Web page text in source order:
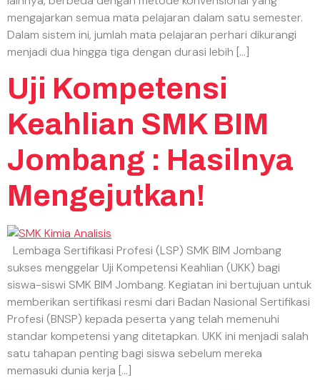
mengajarkan semua mata pelajaran dalam satu semester.
Dalam sistem ini, jumlah mata pelajaran perhari dikurangi
menjadi dua hingga tiga dengan durasi lebih […]
Uji Kompetensi
Keahlian SMK BIM
Jombang : Hasilnya
Mengejutkan!
Lembaga Sertifikasi Profesi (LSP) SMK BIM Jombang
sukses menggelar Uji Kompetensi Keahlian (UKK) bagi
siswa-siswi SMK BIM Jombang. Kegiatan ini bertujuan untuk
memberikan sertifikasi resmi dari Badan Nasional Sertifikasi
Profesi (BNSP) kepada peserta yang telah memenuhi
standar kompetensi yang ditetapkan. UKK ini menjadi salah
satu tahapan penting bagi siswa sebelum mereka
memasuki dunia kerja […]